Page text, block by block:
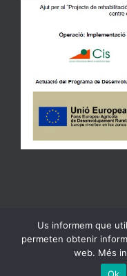
Copyright 2023
Us informem que
permeten obtenir
web. Més
Ok